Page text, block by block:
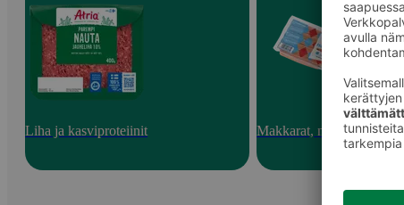
Liha ja kasviproteiinit Makkarat, nakit ja pekonit